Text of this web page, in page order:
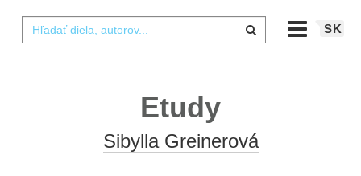
SK
Etudy
Sibylla Greinerová